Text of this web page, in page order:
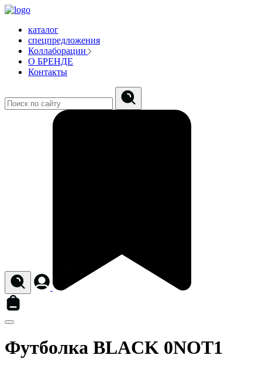
каталог
спецпредложения
Коллаборации
О БРЕНДЕ
Контакты
Футболка BLACK 0NOT1